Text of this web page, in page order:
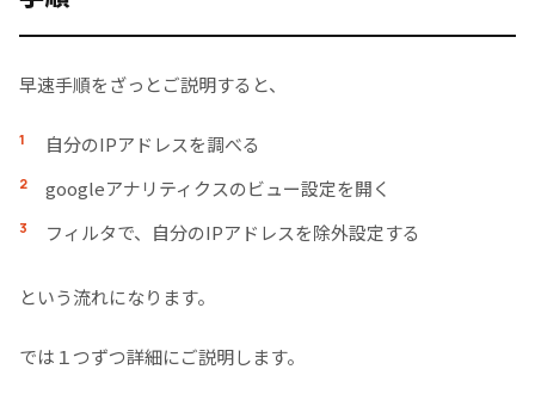
早速手順をざっとご説明すると、
自分のIPアドレスを調べる
googleアナリティクスのビュー設定を開く
フィルタで、自分のIPアドレスを除外設定する
という流れになります。
では１つずつ詳細にご説明します。